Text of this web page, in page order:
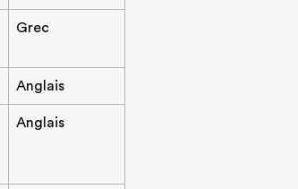
Grec
Anglais
Anglais